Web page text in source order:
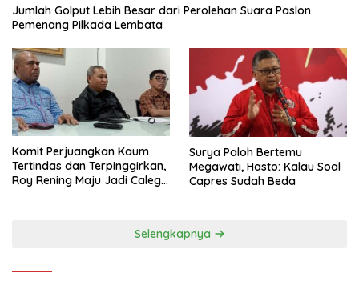
Jumlah Golput Lebih Besar dari Perolehan Suara Paslon
Pemenang Pilkada Lembata
Komit Perjuangkan Kaum
Tertindas dan Terpinggirkan,
Roy Rening Maju Jadi Caleg
Surya Paloh Bertemu
Megawati, Hasto: Kalau Soal
Capres Sudah Beda
Selengkapnya